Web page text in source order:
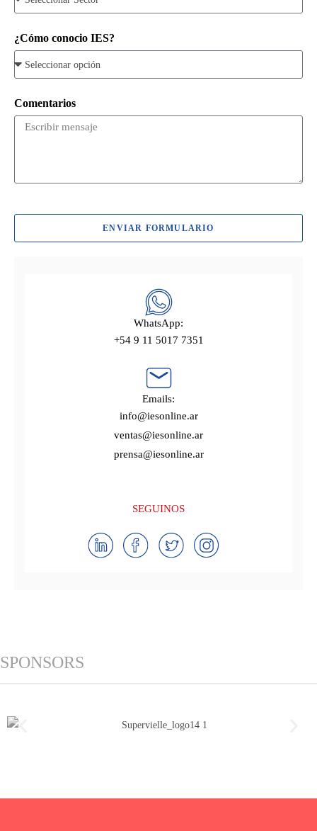
¿Cómo conocio IES?
Comentarios
ENVIAR FORMULARIO
WhatsApp:
+54 9 11 5017 7351
Emails:
info@iesonline.ar
ventas@iesonline.ar
prensa@iesonline.ar
SEGUINOS
SPONSORS